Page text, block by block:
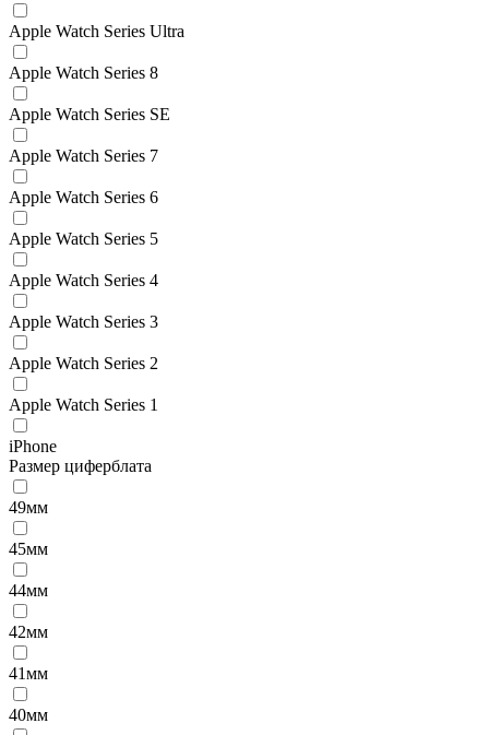
Apple Watch Series Ultra
Apple Watch Series 8
Apple Watch Series SE
Apple Watch Series 7
Apple Watch Series 6
Apple Watch Series 5
Apple Watch Series 4
Apple Watch Series 3
Apple Watch Series 2
Apple Watch Series 1
iPhone
Размер циферблата
49мм
45мм
44мм
42мм
41мм
40мм